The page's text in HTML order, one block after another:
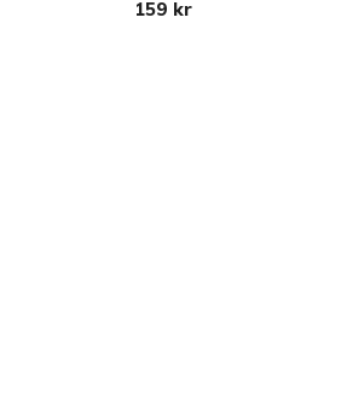
159 kr